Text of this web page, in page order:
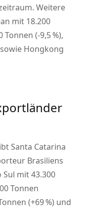
Weitere
mit 18.200
(‑9,5 %),
sowie Hongkong
Santa Catarina
Brasiliens
Sul mit 43.300
Tonnen
(+69 %) und